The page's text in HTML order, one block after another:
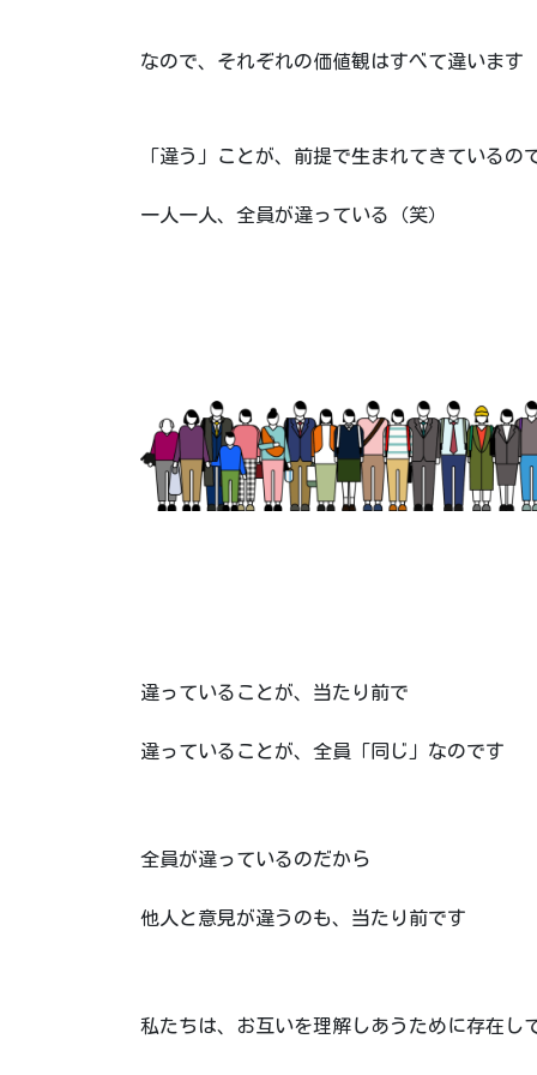
なので、それぞれの価値観はすべて違います
「違う」ことが、前提で生まれてきているの
一人一人、全員が違っている（笑）
違っていることが、当たり前で
違っていることが、全員「同じ」なのです
全員が違っているのだから
他人と意見が違うのも、当たり前です
私たちは、お互いを理解しあうために存在し